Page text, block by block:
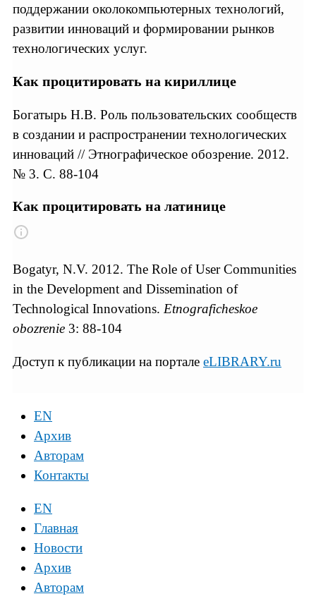
поддержании околокомпьютерных технологий,
развитии инноваций и формировании рынков
технологических услуг.
Как процитировать на кириллице
Богатырь Н.В. Роль пользовательских сообществ
в создании и распространении технологических
инноваций // Этнографическое обозрение. 2012.
№ 3. С. 88-104
Как процитировать на латинице
Bogatyr, N.V. 2012. The Role of User Communities
in the Development and Dissemination of
Technological Innovations. Etnograficheskoe
obozrenie 3: 88-104
Доступ к публикации на портале eLIBRARY.ru
EN
Архив
Авторам
Контакты
EN
Главная
Новости
Архив
Авторам